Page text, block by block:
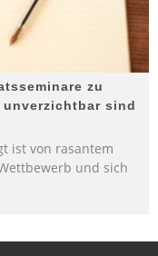
zu
sind
ist von rasantem
und sich